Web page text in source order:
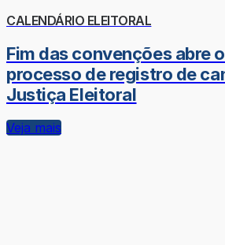
CALENDÁRIO ELEITORAL
Fim das convenções abre
processo de registro de
Justiça Eleitoral
Veja mais